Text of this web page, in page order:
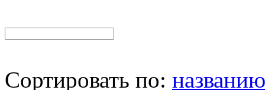
Сортировать по: названию